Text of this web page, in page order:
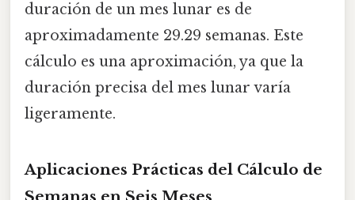
duración de un mes lunar es de
aproximadamente 29.29 semanas. Este
cálculo es una aproximación, ya que la
duración precisa del mes lunar varía
ligeramente.
Aplicaciones Prácticas del Cálculo de